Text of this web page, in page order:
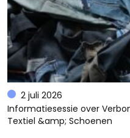
2 juli 2026
Informatiesessie over
Textiel &amp; Schoenen